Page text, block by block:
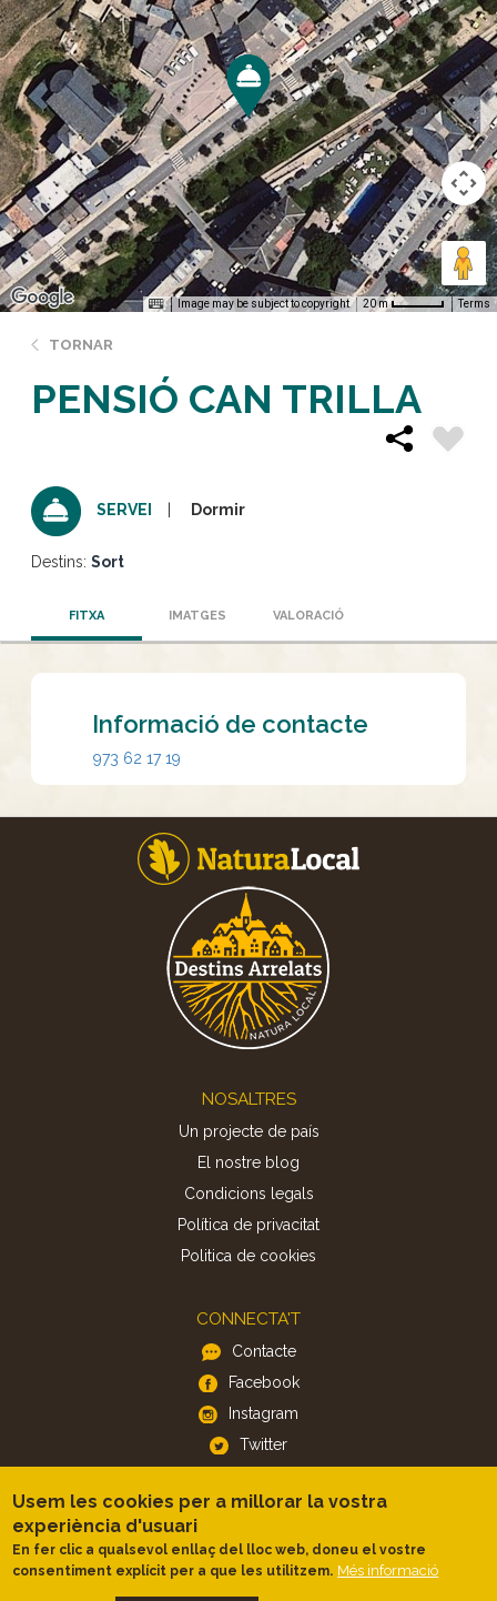
Image may be subject to copyright 20 m Terms
TORNAR
PENSIÓ CAN TRILLA
SERVEI Dormir
Destins: Sort
FITXA IMATGES VALORACIÓ
Informació de contacte
973 62 17 19
NOSALTRES
Un projecte de país
El nostre blog
Condicions legals
Política de privacitat
Politica de cookies
CONNECTA'T
Contacte
Facebook
Instagram
Twitter
APP
iOS
Android
Usem les cookies per a millorar la vostra
experiència d'usuari
En fer clic a qualsevol enllaç del lloc web, doneu el vostre
consentiment explícit per a que les utilitzem. Més informació